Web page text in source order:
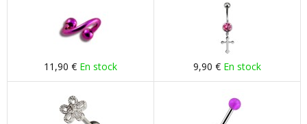
11,90 € En stock 9,90 € En stock